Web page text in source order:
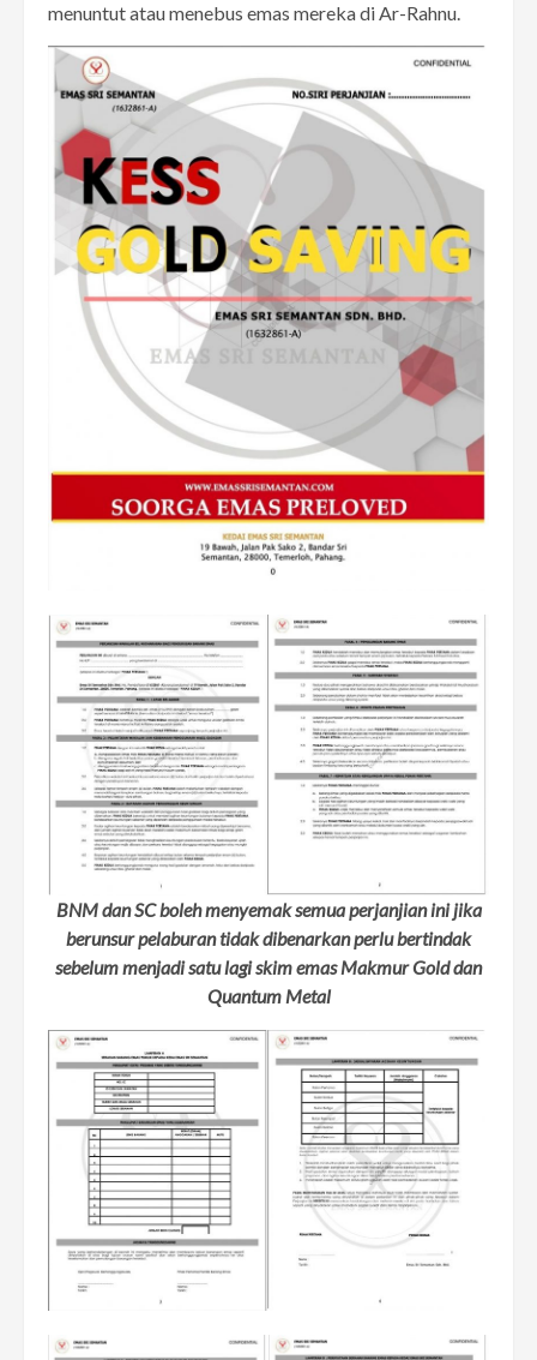
menuntut atau menebus emas mereka di Ar-Rahnu.
BNM dan SC boleh menyemak semua perjanjian ini jika
berunsur pelaburan tidak dibenarkan perlu bertindak
sebelum menjadi satu lagi skim emas Makmur Gold dan
Quantum Metal